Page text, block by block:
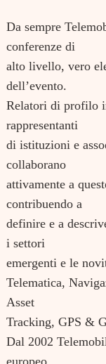
Da sempre
conferenze di
alto livello, vero
dell’evento.
Relatori di profilo
rappresentanti
di istituzioni e
collaborano
attivamente a
contribuendo a
definire e a
i settori
emergenti e le
Telematica,
Asset
Tracking, GPS &
Dal 2002
europeo